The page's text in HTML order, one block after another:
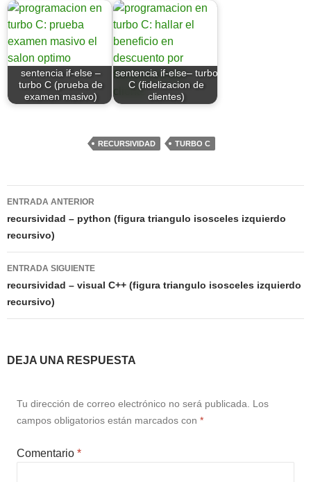
sentencia if-else –
turbo C (prueba de
examen masivo)
sentencia if-else– turbo
C (fidelizacion de
clientes)
RECURSIVIDAD TURBO C
Navegación
de
entradas
ENTRADA ANTERIOR
recursividad – python (figura triangulo isosceles izquierdo
recursivo)
ENTRADA SIGUIENTE
recursividad – visual C++ (figura triangulo isosceles izquierdo
recursivo)
DEJA UNA RESPUESTA
Tu dirección de correo electrónico no será publicada.
Los
campos obligatorios están marcados con *
Comentario *